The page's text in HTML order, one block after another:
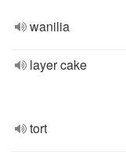
wanilia
layer cake
tort